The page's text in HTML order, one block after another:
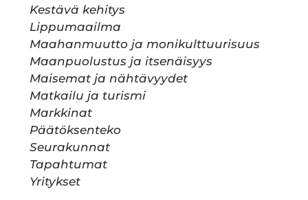
Kestävä kehitys
Lippumaailma
Maahanmuutto ja monikulttuurisuus
Maanpuolustus ja itsenäisyys
Maisemat ja nähtävyydet
Matkailu ja turismi
Markkinat
Päätöksenteko
Seurakunnat
Tapahtumat
Yritykset